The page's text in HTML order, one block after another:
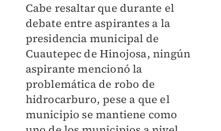
Cabe resaltar que durante el
debate entre aspirantes a la
presidencia municipal de
Cuautepec de Hinojosa, ningún
aspirante mencionó la
problemática de robo de
hidrocarburo, pese a que el
municipio se mantiene como